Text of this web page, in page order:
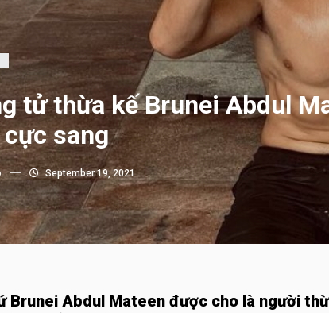
tử thừa kế Brunei Abdul
sang
September 19, 2021
Brunei Abdul Mateenđược cho là người